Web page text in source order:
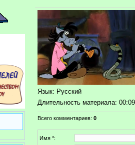
Язык: Русский
Длительность материала:
Всего комментариев: 0
Имя *: